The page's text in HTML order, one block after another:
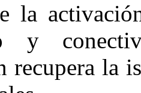
la
y
recupera la